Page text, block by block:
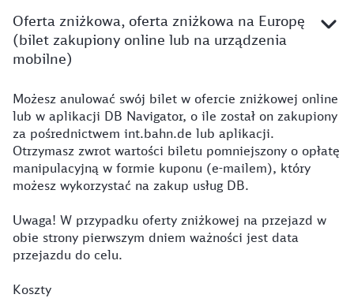
Oferta zniżkowa, oferta zniżkowa na Europę
(bilet zakupiony online lub na urządzenia
mobilne)
Możesz anulować swój bilet w ofercie zniżkowej online
lub w aplikacji DB Navigator, o ile został on zakupiony
za pośrednictwem int.bahn.de lub aplikacji.
Otrzymasz zwrot wartości biletu pomniejszony o opłatę
manipulacyjną w formie kuponu (e-mailem), który
możesz wykorzystać na zakup usług DB.
Uwaga! W przypadku oferty zniżkowej na przejazd w
obie strony pierwszym dniem ważności jest data
przejazdu do celu.
Koszty